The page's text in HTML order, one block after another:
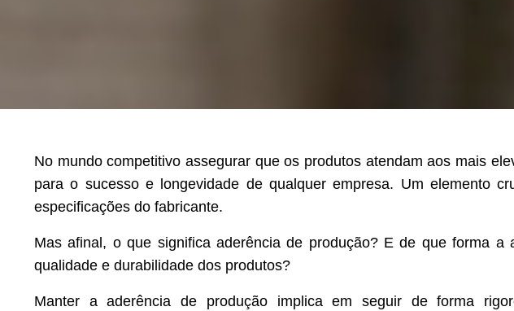
No mundo competitivo assegurar que os produtos atendam aos mais
para o sucesso e longevidade de qualquer empresa. Um elemento
especificações do fabricante.
Mas afinal, o que significa aderência de produção? E de que forma a
qualidade e durabilidade dos produtos?
Manter a aderência de produção implica em seguir de forma